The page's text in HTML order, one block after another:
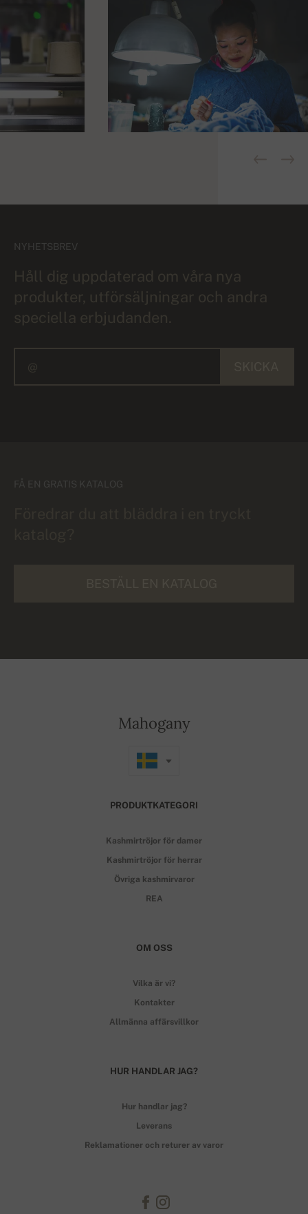
NYHETSBREV
Håll dig uppdaterad om våra nya
produkter, utförsäljningar och andra
speciella erbjudanden.
FÅ EN GRATIS KATALOG
Mahogany
PRODUKTKATEGORI
Kashmirtröjor för damer
Kashmirtröjor för herrar
Övriga kashmirvaror
REA
OM OSS
Vilka är vi?
Kontakter
Allmänna affärsvillkor
HUR HANDLAR JAG?
Hur handlar jag?
Leverans
Reklamationer och returer av varor